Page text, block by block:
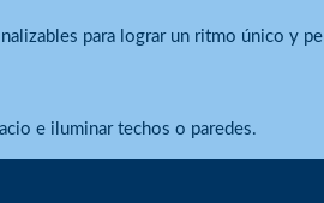
para lograr un ritmo único y
e iluminar techos o paredes.